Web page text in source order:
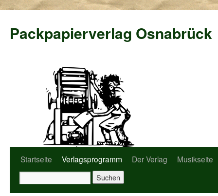
Packpapierverlag Osnabrück
Startseite Verlagsprogramm Der Verlag Musikseite